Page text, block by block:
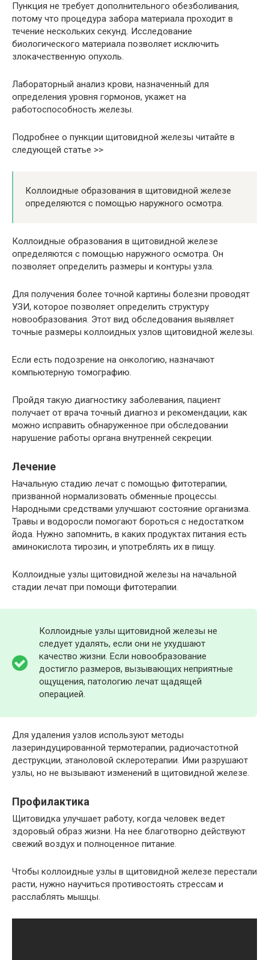
Пункция не требует дополнительного обезболивания,
потому что процедура забора материала проходит в
течение нескольких секунд. Исследование
биологического материала позволяет исключить
злокачественную опухоль.
Лабораторный анализ крови, назначенный для
определения уровня гормонов, укажет на
работоспособность железы.
Подробнее о пункции щитовидной железы читайте в
следующей статье >>
Коллоидные образования в щитовидной железе
определяются с помощью наружного осмотра.
Коллоидные образования в щитовидной железе
определяются с помощью наружного осмотра. Он
позволяет определить размеры и контуры узла.
Для получения более точной картины болезни проводят
УЗИ, которое позволяет определить структуру
новообразования. Этот вид обследования выявляет
точные размеры коллоидных узлов щитовидной железы.
Если есть подозрение на онкологию, назначают
компьютерную томографию.
Пройдя такую диагностику заболевания, пациент
получает от врача точный диагноз и рекомендации, как
можно исправить обнаруженное при обследовании
нарушение работы органа внутренней секреции.
Лечение
Начальную стадию лечат с помощью фитотерапии,
призванной нормализовать обменные процессы.
Народными средствами улучшают состояние организма.
Травы и водоросли помогают бороться с недостатком
йода. Нужно запомнить, в каких продуктах питания есть
аминокислота тирозин, и употреблять их в пищу.
Коллоидные узлы щитовидной железы на начальной
стадии лечат при помощи фитотерапии.
Коллоидные узлы щитовидной железы не
следует удалять, если они не ухудшают
качество жизни. Если новообразование
достигло размеров, вызывающих неприятные
ощущения, патологию лечат щадящей
операцией.
Для удаления узлов используют методы
лазериндуцированной термотерапии, радиочастотной
деструкции, этаноловой склеротерапии. Ими разрушают
узлы, но не вызывают изменений в щитовидной железе.
Профилактика
Щитовидка улучшает работу, когда человек ведет
здоровый образ жизни. На нее благотворно действуют
свежий воздух и полноценное питание.
Чтобы коллоидные узлы в щитовидной железе перестали
расти, нужно научиться противостоять стрессам и
расслаблять мышцы.